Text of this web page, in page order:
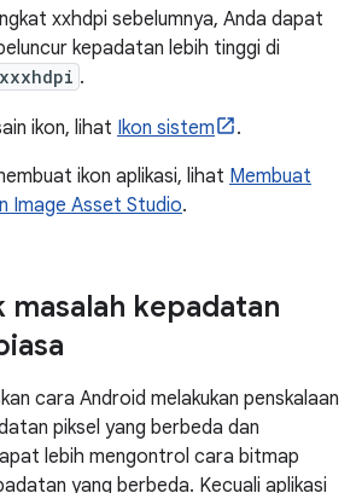
xxhdpi sebelumnya, Anda dapat
kepadatan lebih tinggi di
.
ikon, lihat Ikon sistem
.
ikon aplikasi, lihat Membuat
Image Asset Studio.
masalah kepadatan
cara Android melakukan penskalaan
piksel yang berbeda dan
lebih mengontrol cara bitmap
yang berbeda. Kecuali aplikasi